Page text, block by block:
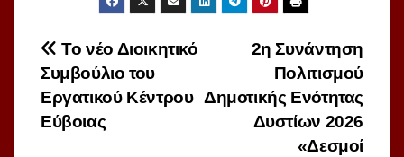
Πλοήγηση
άρθρων
2η Συνάντηση
Πολιτισμού
Δημοτικής Ενότητας
Δυστίων 2026
«Δεσμοί
Το νέο Διοικητικό
Συμβούλιο του
Εργατικού Κέντρου
Εύβοιας